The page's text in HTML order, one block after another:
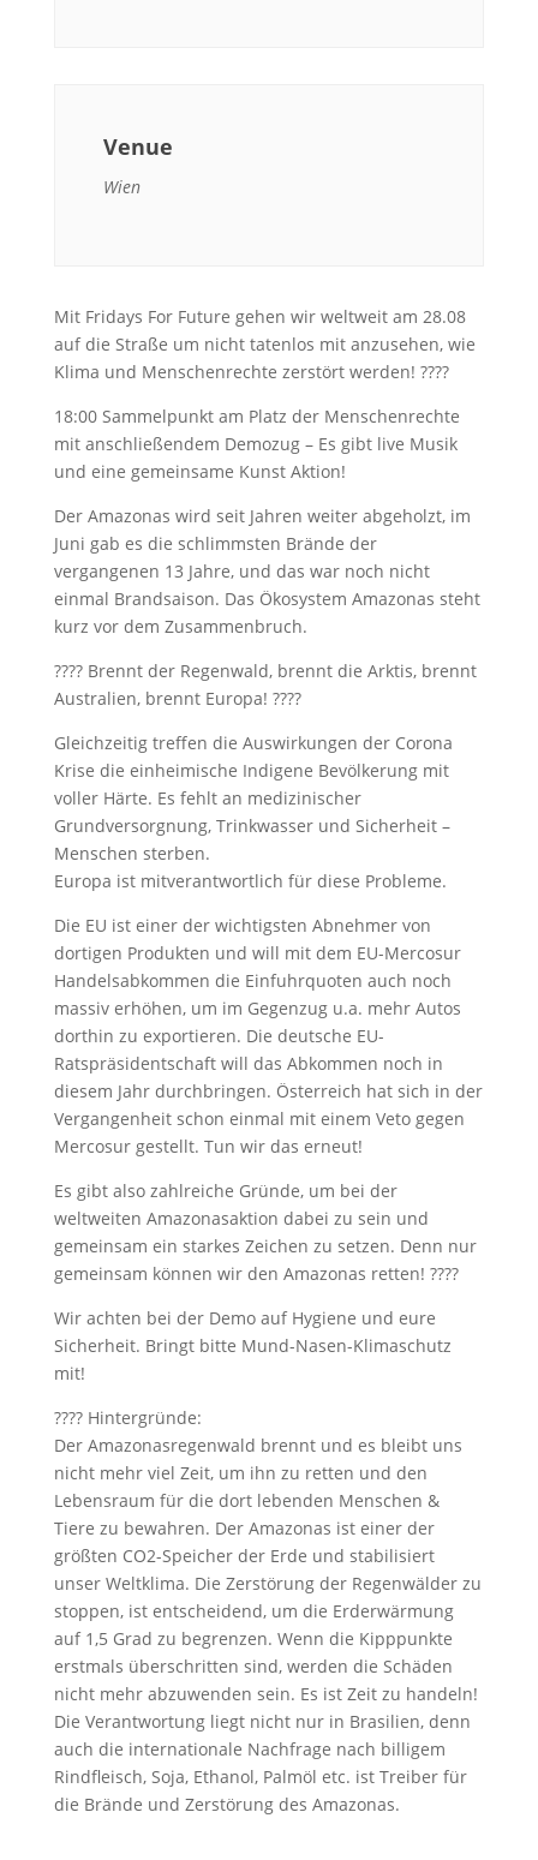
Venue
Wien
Mit Fridays For Future gehen wir weltweit am 28.08
auf die Straße um nicht tatenlos mit anzusehen, wie
Klima und Menschenrechte zerstört werden! ????
18:00 Sammelpunkt am Platz der Menschenrechte
mit anschließendem Demozug – Es gibt live Musik
und eine gemeinsame Kunst Aktion!
Der Amazonas wird seit Jahren weiter abgeholzt, im
Juni gab es die schlimmsten Brände der
vergangenen 13 Jahre, und das war noch nicht
einmal Brandsaison. Das Ökosystem Amazonas steht
kurz vor dem Zusammenbruch.
???? Brennt der Regenwald, brennt die Arktis, brennt
Australien, brennt Europa! ????
Gleichzeitig treffen die Auswirkungen der Corona
Krise die einheimische Indigene Bevölkerung mit
voller Härte. Es fehlt an medizinischer
Grundversorgnung, Trinkwasser und Sicherheit –
Menschen sterben.
Europa ist mitverantwortlich für diese Probleme.
Die EU ist einer der wichtigsten Abnehmer von
dortigen Produkten und will mit dem EU-Mercosur
Handelsabkommen die Einfuhrquoten auch noch
massiv erhöhen, um im Gegenzug u.a. mehr Autos
dorthin zu exportieren. Die deutsche EU-
Ratspräsidentschaft will das Abkommen noch in
diesem Jahr durchbringen. Österreich hat sich in der
Vergangenheit schon einmal mit einem Veto gegen
Mercosur gestellt. Tun wir das erneut!
Es gibt also zahlreiche Gründe, um bei der
weltweiten Amazonasaktion dabei zu sein und
gemeinsam ein starkes Zeichen zu setzen. Denn nur
gemeinsam können wir den Amazonas retten! ????
Wir achten bei der Demo auf Hygiene und eure
Sicherheit. Bringt bitte Mund-Nasen-Klimaschutz
mit!
???? Hintergründe:
Der Amazonasregenwald brennt und es bleibt uns
nicht mehr viel Zeit, um ihn zu retten und den
Lebensraum für die dort lebenden Menschen &
Tiere zu bewahren. Der Amazonas ist einer der
größten CO2-Speicher der Erde und stabilisiert
unser Weltklima. Die Zerstörung der Regenwälder zu
stoppen, ist entscheidend, um die Erderwärmung
auf 1,5 Grad zu begrenzen. Wenn die Kipppunkte
erstmals überschritten sind, werden die Schäden
nicht mehr abzuwenden sein. Es ist Zeit zu handeln!
Die Verantwortung liegt nicht nur in Brasilien, denn
auch die internationale Nachfrage nach billigem
Rindfleisch, Soja, Ethanol, Palmöl etc. ist Treiber für
die Brände und Zerstörung des Amazonas.